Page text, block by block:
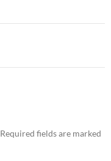
Required fields are marked